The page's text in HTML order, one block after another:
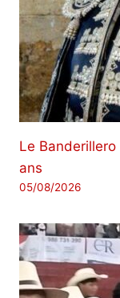
Le
ans
05/08/2026